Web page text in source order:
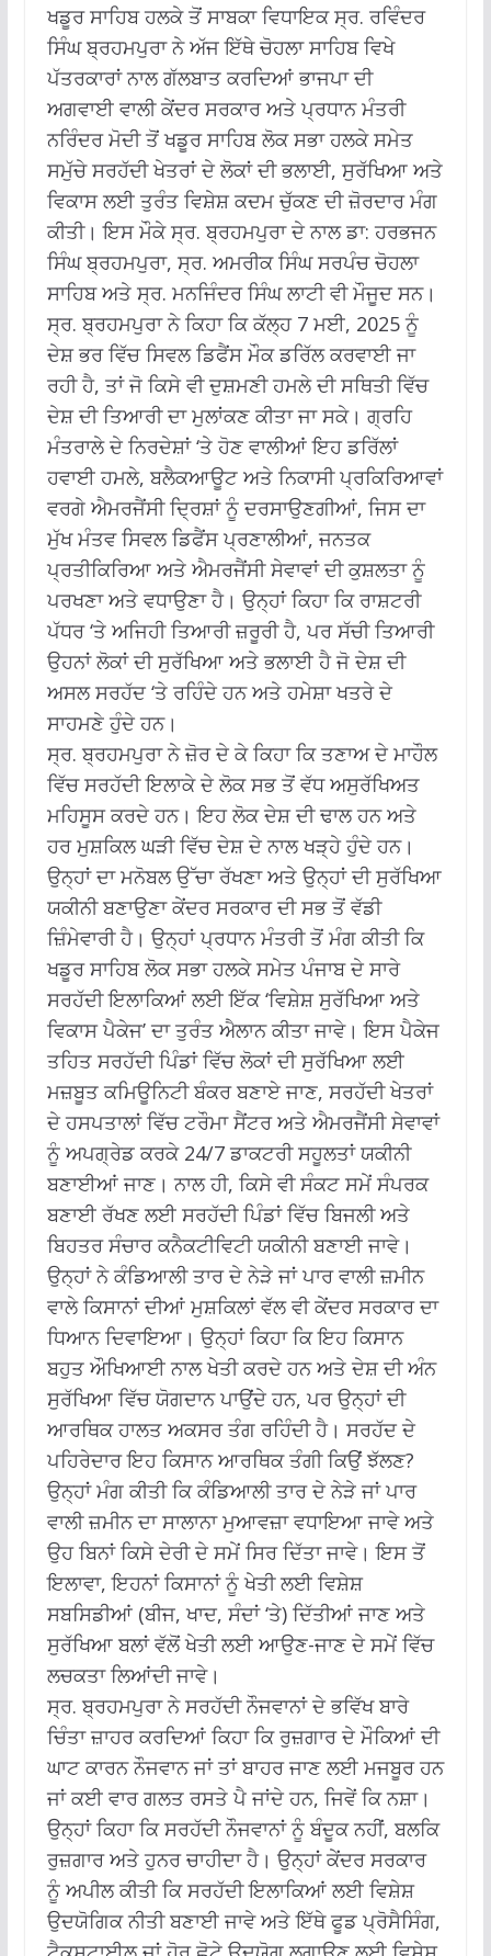
ਖਡੂਰ ਸਾਹਿਬ ਹਲਕੇ ਤੋਂ ਸਾਬਕਾ ਵਿਧਾਇਕ ਸ੍ਰ. ਰਵਿੰਦਰ
ਸਿੰਘ ਬ੍ਰਹਮਪੁਰਾ ਨੇ ਅੱਜ ਇੱਥੇ ਚੋਹਲਾ ਸਾਹਿਬ ਵਿਖੇ
ਪੱਤਰਕਾਰਾਂ ਨਾਲ ਗੱਲਬਾਤ ਕਰਦਿਆਂ ਭਾਜਪਾ ਦੀ
ਅਗਵਾਈ ਵਾਲੀ ਕੇਂਦਰ ਸਰਕਾਰ ਅਤੇ ਪ੍ਰਧਾਨ ਮੰਤਰੀ
ਨਰਿੰਦਰ ਮੋਦੀ ਤੋਂ ਖਡੂਰ ਸਾਹਿਬ ਲੋਕ ਸਭਾ ਹਲਕੇ ਸਮੇਤ
ਸਮੁੱਚੇ ਸਰਹੱਦੀ ਖੇਤਰਾਂ ਦੇ ਲੋਕਾਂ ਦੀ ਭਲਾਈ, ਸੁਰੱਖਿਆ ਅਤੇ
ਵਿਕਾਸ ਲਈ ਤੁਰੰਤ ਵਿਸ਼ੇਸ਼ ਕਦਮ ਚੁੱਕਣ ਦੀ ਜ਼ੋਰਦਾਰ ਮੰਗ
ਕੀਤੀ। ਇਸ ਮੌਕੇ ਸ੍ਰ. ਬ੍ਰਹਮਪੁਰਾ ਦੇ ਨਾਲ ਡਾ: ਹਰਭਜਨ
ਸਿੰਘ ਬ੍ਰਹਮਪੁਰਾ, ਸ੍ਰ. ਅਮਰੀਕ ਸਿੰਘ ਸਰਪੰਚ ਚੋਹਲਾ
ਸਾਹਿਬ ਅਤੇ ਸ੍ਰ. ਮਨਜਿੰਦਰ ਸਿੰਘ ਲਾਟੀ ਵੀ ਮੌਜੂਦ ਸਨ।
ਸ੍ਰ. ਬ੍ਰਹਮਪੁਰਾ ਨੇ ਕਿਹਾ ਕਿ ਕੱਲ੍ਹ 7 ਮਈ, 2025 ਨੂੰ
ਦੇਸ਼ ਭਰ ਵਿੱਚ ਸਿਵਲ ਡਿਫੈਂਸ ਮੌਕ ਡਰਿੱਲ ਕਰਵਾਈ ਜਾ
ਰਹੀ ਹੈ, ਤਾਂ ਜੋ ਕਿਸੇ ਵੀ ਦੁਸ਼ਮਣੀ ਹਮਲੇ ਦੀ ਸਥਿਤੀ ਵਿੱਚ
ਦੇਸ਼ ਦੀ ਤਿਆਰੀ ਦਾ ਮੁਲਾਂਕਣ ਕੀਤਾ ਜਾ ਸਕੇ। ਗ੍ਰਹਿ
ਮੰਤਰਾਲੇ ਦੇ ਨਿਰਦੇਸ਼ਾਂ ‘ਤੇ ਹੋਣ ਵਾਲੀਆਂ ਇਹ ਡਰਿੱਲਾਂ
ਹਵਾਈ ਹਮਲੇ, ਬਲੈਕਆਊਟ ਅਤੇ ਨਿਕਾਸੀ ਪ੍ਰਕਿਰਿਆਵਾਂ
ਵਰਗੇ ਐਮਰਜੈਂਸੀ ਦ੍ਰਿਸ਼ਾਂ ਨੂੰ ਦਰਸਾਉਣਗੀਆਂ, ਜਿਸ ਦਾ
ਮੁੱਖ ਮੰਤਵ ਸਿਵਲ ਡਿਫੈਂਸ ਪ੍ਰਣਾਲੀਆਂ, ਜਨਤਕ
ਪ੍ਰਤੀਕਿਰਿਆ ਅਤੇ ਐਮਰਜੈਂਸੀ ਸੇਵਾਵਾਂ ਦੀ ਕੁਸ਼ਲਤਾ ਨੂੰ
ਪਰਖਣਾ ਅਤੇ ਵਧਾਉਣਾ ਹੈ। ਉਨ੍ਹਾਂ ਕਿਹਾ ਕਿ ਰਾਸ਼ਟਰੀ
ਪੱਧਰ ‘ਤੇ ਅਜਿਹੀ ਤਿਆਰੀ ਜ਼ਰੂਰੀ ਹੈ, ਪਰ ਸੱਚੀ ਤਿਆਰੀ
ਉਹਨਾਂ ਲੋਕਾਂ ਦੀ ਸੁਰੱਖਿਆ ਅਤੇ ਭਲਾਈ ਹੈ ਜੋ ਦੇਸ਼ ਦੀ
ਅਸਲ ਸਰਹੱਦ ‘ਤੇ ਰਹਿੰਦੇ ਹਨ ਅਤੇ ਹਮੇਸ਼ਾ ਖਤਰੇ ਦੇ
ਸਾਹਮਣੇ ਹੁੰਦੇ ਹਨ।
ਸ੍ਰ. ਬ੍ਰਹਮਪੁਰਾ ਨੇ ਜ਼ੋਰ ਦੇ ਕੇ ਕਿਹਾ ਕਿ ਤਣਾਅ ਦੇ ਮਾਹੌਲ
ਵਿੱਚ ਸਰਹੱਦੀ ਇਲਾਕੇ ਦੇ ਲੋਕ ਸਭ ਤੋਂ ਵੱਧ ਅਸੁਰੱਖਿਅਤ
ਮਹਿਸੂਸ ਕਰਦੇ ਹਨ। ਇਹ ਲੋਕ ਦੇਸ਼ ਦੀ ਢਾਲ ਹਨ ਅਤੇ
ਹਰ ਮੁਸ਼ਕਿਲ ਘੜੀ ਵਿੱਚ ਦੇਸ਼ ਦੇ ਨਾਲ ਖੜ੍ਹੇ ਹੁੰਦੇ ਹਨ।
ਉਨ੍ਹਾਂ ਦਾ ਮਨੋਬਲ ਉੱਚਾ ਰੱਖਣਾ ਅਤੇ ਉਨ੍ਹਾਂ ਦੀ ਸੁਰੱਖਿਆ
ਯਕੀਨੀ ਬਣਾਉਣਾ ਕੇਂਦਰ ਸਰਕਾਰ ਦੀ ਸਭ ਤੋਂ ਵੱਡੀ
ਜ਼ਿੰਮੇਵਾਰੀ ਹੈ। ਉਨ੍ਹਾਂ ਪ੍ਰਧਾਨ ਮੰਤਰੀ ਤੋਂ ਮੰਗ ਕੀਤੀ ਕਿ
ਖਡੂਰ ਸਾਹਿਬ ਲੋਕ ਸਭਾ ਹਲਕੇ ਸਮੇਤ ਪੰਜਾਬ ਦੇ ਸਾਰੇ
ਸਰਹੱਦੀ ਇਲਾਕਿਆਂ ਲਈ ਇੱਕ ‘ਵਿਸ਼ੇਸ਼ ਸੁਰੱਖਿਆ ਅਤੇ
ਵਿਕਾਸ ਪੈਕੇਜ’ ਦਾ ਤੁਰੰਤ ਐਲਾਨ ਕੀਤਾ ਜਾਵੇ। ਇਸ ਪੈਕੇਜ
ਤਹਿਤ ਸਰਹੱਦੀ ਪਿੰਡਾਂ ਵਿੱਚ ਲੋਕਾਂ ਦੀ ਸੁਰੱਖਿਆ ਲਈ
ਮਜ਼ਬੂਤ ਕਮਿਊਨਿਟੀ ਬੰਕਰ ਬਣਾਏ ਜਾਣ, ਸਰਹੱਦੀ ਖੇਤਰਾਂ
ਦੇ ਹਸਪਤਾਲਾਂ ਵਿੱਚ ਟਰੌਮਾ ਸੈਂਟਰ ਅਤੇ ਐਮਰਜੈਂਸੀ ਸੇਵਾਵਾਂ
ਨੂੰ ਅਪਗ੍ਰੇਡ ਕਰਕੇ 24/7 ਡਾਕਟਰੀ ਸਹੂਲਤਾਂ ਯਕੀਨੀ
ਬਣਾਈਆਂ ਜਾਣ। ਨਾਲ ਹੀ, ਕਿਸੇ ਵੀ ਸੰਕਟ ਸਮੇਂ ਸੰਪਰਕ
ਬਣਾਈ ਰੱਖਣ ਲਈ ਸਰਹੱਦੀ ਪਿੰਡਾਂ ਵਿੱਚ ਬਿਜਲੀ ਅਤੇ
ਬਿਹਤਰ ਸੰਚਾਰ ਕਨੈਕਟੀਵਿਟੀ ਯਕੀਨੀ ਬਣਾਈ ਜਾਵੇ।
ਉਨ੍ਹਾਂ ਨੇ ਕੰਡਿਆਲੀ ਤਾਰ ਦੇ ਨੇੜੇ ਜਾਂ ਪਾਰ ਵਾਲੀ ਜ਼ਮੀਨ
ਵਾਲੇ ਕਿਸਾਨਾਂ ਦੀਆਂ ਮੁਸ਼ਕਿਲਾਂ ਵੱਲ ਵੀ ਕੇਂਦਰ ਸਰਕਾਰ ਦਾ
ਧਿਆਨ ਦਿਵਾਇਆ। ਉਨ੍ਹਾਂ ਕਿਹਾ ਕਿ ਇਹ ਕਿਸਾਨ
ਬਹੁਤ ਔਖਿਆਈ ਨਾਲ ਖੇਤੀ ਕਰਦੇ ਹਨ ਅਤੇ ਦੇਸ਼ ਦੀ ਅੰਨ
ਸੁਰੱਖਿਆ ਵਿੱਚ ਯੋਗਦਾਨ ਪਾਉਂਦੇ ਹਨ, ਪਰ ਉਨ੍ਹਾਂ ਦੀ
ਆਰਥਿਕ ਹਾਲਤ ਅਕਸਰ ਤੰਗ ਰਹਿੰਦੀ ਹੈ। ਸਰਹੱਦ ਦੇ
ਪਹਿਰੇਦਾਰ ਇਹ ਕਿਸਾਨ ਆਰਥਿਕ ਤੰਗੀ ਕਿਉਂ ਝੱਲਣ?
ਉਨ੍ਹਾਂ ਮੰਗ ਕੀਤੀ ਕਿ ਕੰਡਿਆਲੀ ਤਾਰ ਦੇ ਨੇੜੇ ਜਾਂ ਪਾਰ
ਵਾਲੀ ਜ਼ਮੀਨ ਦਾ ਸਾਲਾਨਾ ਮੁਆਵਜ਼ਾ ਵਧਾਇਆ ਜਾਵੇ ਅਤੇ
ਉਹ ਬਿਨਾਂ ਕਿਸੇ ਦੇਰੀ ਦੇ ਸਮੇਂ ਸਿਰ ਦਿੱਤਾ ਜਾਵੇ। ਇਸ ਤੋਂ
ਇਲਾਵਾ, ਇਹਨਾਂ ਕਿਸਾਨਾਂ ਨੂੰ ਖੇਤੀ ਲਈ ਵਿਸ਼ੇਸ਼
ਸਬਸਿਡੀਆਂ (ਬੀਜ, ਖਾਦ, ਸੰਦਾਂ ‘ਤੇ) ਦਿੱਤੀਆਂ ਜਾਣ ਅਤੇ
ਸੁਰੱਖਿਆ ਬਲਾਂ ਵੱਲੋਂ ਖੇਤੀ ਲਈ ਆਉਣ-ਜਾਣ ਦੇ ਸਮੇਂ ਵਿੱਚ
ਲਚਕਤਾ ਲਿਆਂਦੀ ਜਾਵੇ।
ਸ੍ਰ. ਬ੍ਰਹਮਪੁਰਾ ਨੇ ਸਰਹੱਦੀ ਨੌਜਵਾਨਾਂ ਦੇ ਭਵਿੱਖ ਬਾਰੇ
ਚਿੰਤਾ ਜ਼ਾਹਰ ਕਰਦਿਆਂ ਕਿਹਾ ਕਿ ਰੁਜ਼ਗਾਰ ਦੇ ਮੌਕਿਆਂ ਦੀ
ਘਾਟ ਕਾਰਨ ਨੌਜਵਾਨ ਜਾਂ ਤਾਂ ਬਾਹਰ ਜਾਣ ਲਈ ਮਜਬੂਰ ਹਨ
ਜਾਂ ਕਈ ਵਾਰ ਗਲਤ ਰਸਤੇ ਪੈ ਜਾਂਦੇ ਹਨ, ਜਿਵੇਂ ਕਿ ਨਸ਼ਾ।
ਉਨ੍ਹਾਂ ਕਿਹਾ ਕਿ ਸਰਹੱਦੀ ਨੌਜਵਾਨਾਂ ਨੂੰ ਬੰਦੂਕ ਨਹੀਂ, ਬਲਕਿ
ਰੁਜ਼ਗਾਰ ਅਤੇ ਹੁਨਰ ਚਾਹੀਦਾ ਹੈ। ਉਨ੍ਹਾਂ ਕੇਂਦਰ ਸਰਕਾਰ
ਨੂੰ ਅਪੀਲ ਕੀਤੀ ਕਿ ਸਰਹੱਦੀ ਇਲਾਕਿਆਂ ਲਈ ਵਿਸ਼ੇਸ਼
ਉਦਯੋਗਿਕ ਨੀਤੀ ਬਣਾਈ ਜਾਵੇ ਅਤੇ ਇੱਥੇ ਫੂਡ ਪ੍ਰੋਸੈਸਿੰਗ,